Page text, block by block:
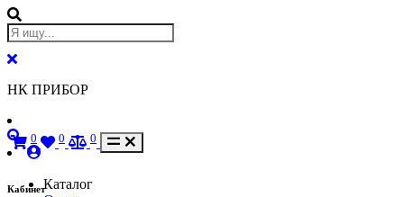
НК ПРИБОР
Кабинет
0 0 0
Каталог